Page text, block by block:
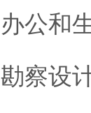
办公和
勘察设